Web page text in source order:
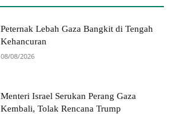
Peternak Lebah Gaza Bangkit di Tengah
Kehancuran
08/08/2026
Menteri Israel Serukan Perang Gaza
Kembali, Tolak Rencana Trump